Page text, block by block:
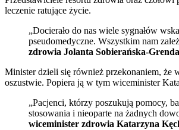
leczenie ratujące życie.
„Docierało do nas wiele sygnałów
pseudomedyczne. Wszystkim nam
zdrowia Jolanta Sobierańska-Grenda
Minister dzieli się również przekonaniem, że
oszustwie. Popiera ją w tym wiceminister
„Pacjenci, którzy poszukują pomocy,
stosowania i nieoparte na żadnych
wiceminister zdrowia Katarzyna